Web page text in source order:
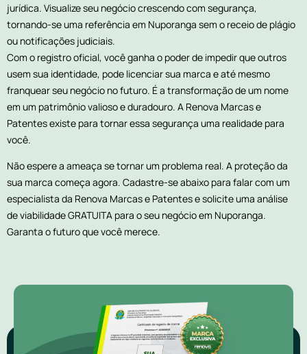
jurídica. Visualize seu negócio crescendo com segurança,
tornando-se uma referência em Nuporanga sem o receio de plágio
ou notificações judiciais.
Com o registro oficial, você ganha o poder de impedir que outros
usem sua identidade, pode licenciar sua marca e até mesmo
franquear seu negócio no futuro. É a transformação de um nome
em um patrimônio valioso e duradouro. A Renova Marcas e
Patentes existe para tornar essa segurança uma realidade para
você.
Não espere a ameaça se tornar um problema real. A proteção da
sua marca começa agora. Cadastre-se abaixo para falar com um
especialista da Renova Marcas e Patentes e solicite uma análise
de viabilidade GRATUITA para o seu negócio em Nuporanga.
Garanta o futuro que você merece.